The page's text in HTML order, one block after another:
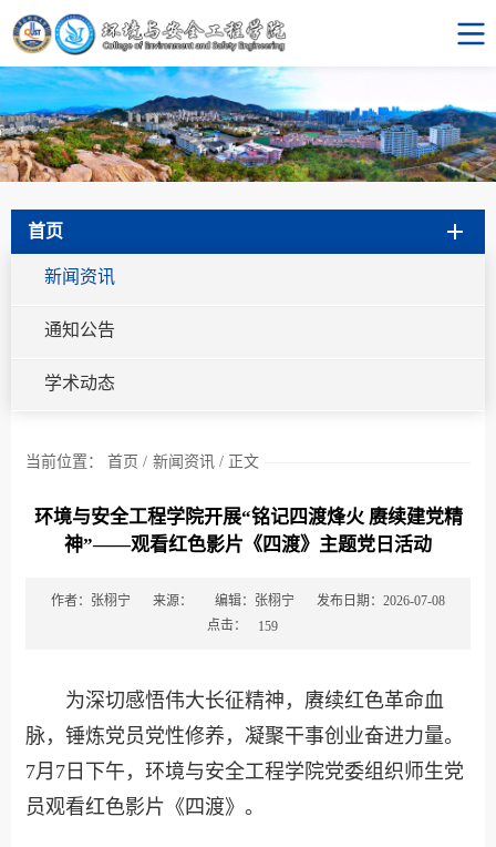
首页
新闻资讯
通知公告
学术动态
当前位置： 首页 / 新闻资讯 / 正文
环境与安全工程学院开展“铭记四渡烽火 赓续建党精
神”——观看红色影片《四渡》主题党日活动
作者：张栩宁 来源： 编辑：张栩宁
发布日期：2026-07-08
点击：
159
为深切感悟伟大长征精神，赓续红色革命血
脉，锤炼党员党性修养，凝聚干事创业奋进力量。
7月7日下午，环境与安全工程学院党委组织师生党
员观看红色影片《四渡》。